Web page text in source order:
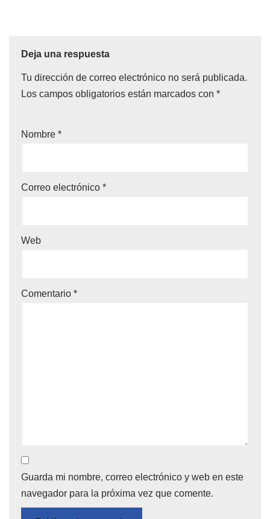
Deja una respuesta
Tu dirección de correo electrónico no será publicada.
Los campos obligatorios están marcados con *
Nombre *
Correo electrónico *
Web
Comentario *
Guarda mi nombre, correo electrónico y web en este
navegador para la próxima vez que comente.